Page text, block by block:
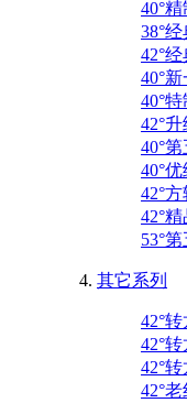
40°
38°
42°
40°
40°
42°
40°
40°
42°
42°
53°
其它系列
42°
42°
42°
42°